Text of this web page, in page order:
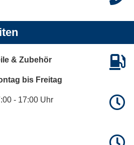
& Zubehör
bis Freitag
- 17:00 Uhr